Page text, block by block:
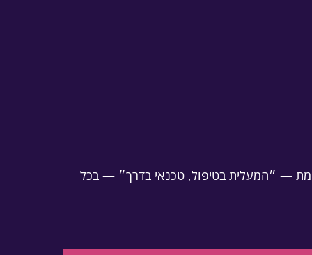
אמת — ״המעלית בטיפול, טכנאי בדרך״ — בכל